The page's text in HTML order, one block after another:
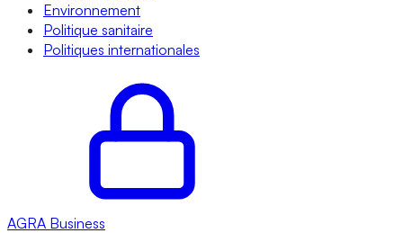
Environnement
Politique sanitaire
Politiques internationales
AGRA Business